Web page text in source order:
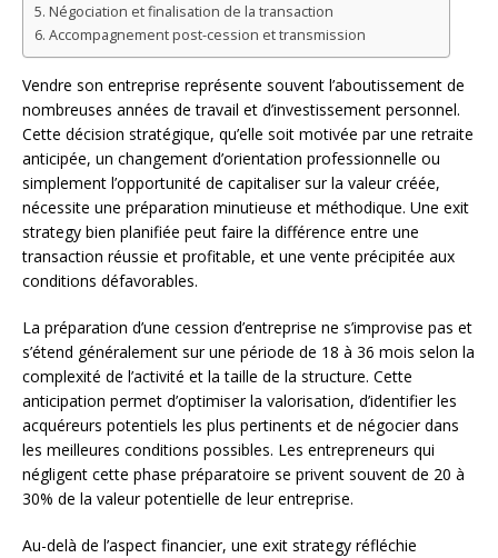
Négociation et finalisation de la transaction
Accompagnement post-cession et transmission
Vendre son entreprise représente souvent l’aboutissement de
nombreuses années de travail et d’investissement personnel.
Cette décision stratégique, qu’elle soit motivée par une retraite
anticipée, un changement d’orientation professionnelle ou
simplement l’opportunité de capitaliser sur la valeur créée,
nécessite une préparation minutieuse et méthodique. Une exit
strategy bien planifiée peut faire la différence entre une
transaction réussie et profitable, et une vente précipitée aux
conditions défavorables.
La préparation d’une cession d’entreprise ne s’improvise pas et
s’étend généralement sur une période de 18 à 36 mois selon la
complexité de l’activité et la taille de la structure. Cette
anticipation permet d’optimiser la valorisation, d’identifier les
acquéreurs potentiels les plus pertinents et de négocier dans
les meilleures conditions possibles. Les entrepreneurs qui
négligent cette phase préparatoire se privent souvent de 20 à
30% de la valeur potentielle de leur entreprise.
Au-delà de l’aspect financier, une exit strategy réfléchie